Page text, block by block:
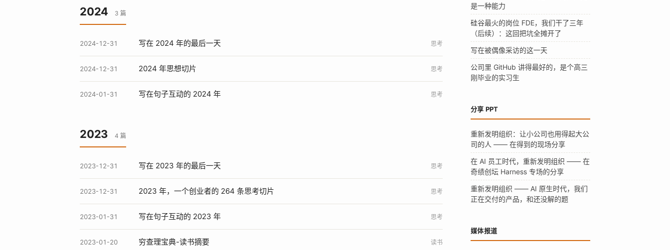
2024 3 篇
2024-12-31 写在 2024 年的最后一天 思考
2024-12-31 2024 年思想切片 思考
2024-01-31 写在句子互动的 2024 年 思考
2023 4 篇
2023-12-31 写在 2023 年的最后一天 思考
2023-12-31 2023 年，一个创业者的 264 条思考切片 思考
2023-01-31 写在句子互动的 2023 年 思考
2023-01-20 穷查理宝典-读书摘要 读书
是一种能力
硅谷最火的岗位 FDE，我们干了三年
（后续）：这回把坑全摊开了
写在被偶像采访的这一天
公司里 GitHub 讲得最好的，是个高三
刚毕业的实习生
分享 PPT
重新发明组织：让小公司也用得起大公
司的人 —— 在得到的现场分享
在 AI 员工时代，重新发明组织 —— 在
奇绩创坛 Harness 专场的分享
重新发明组织 —— AI 原生时代，我们
正在交付的产品，和还没解的题
媒体报道